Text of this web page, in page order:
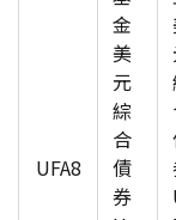
UFA8
金
美
元
綜
合
債
券